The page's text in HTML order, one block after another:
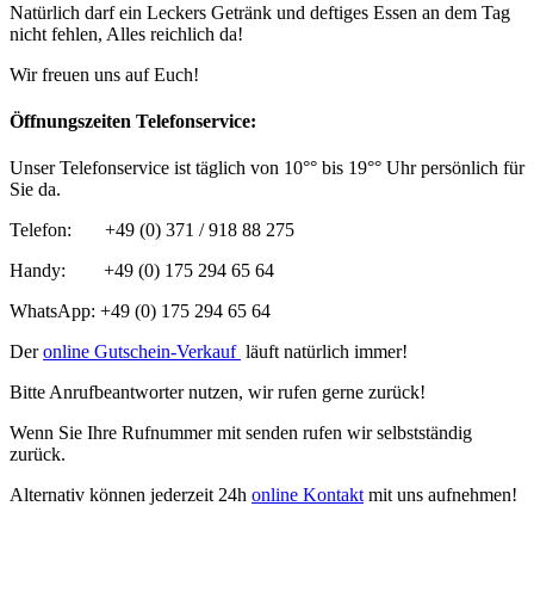
Natürlich darf ein Leckers Getränk und deftiges Essen an dem Tag
nicht fehlen, Alles reichlich da!
Wir freuen uns auf Euch!
Öffnungszeiten Telefonservice:
Unser Telefonservice ist täglich von 10°° bis 19°° Uhr persönlich für
Sie da.
Telefon: +49 (0) 371 / 918 88 275
Handy: +49 (0) 175 294 65 64
WhatsApp: +49 (0) 175 294 65 64
Deronline Gutschein-Verkauf läuft natürlich immer!
Bitte Anrufbeantworter nutzen, wir rufen gerne zurück!
Wenn Sie Ihre Rufnummer mit senden rufen wir selbstständig
zurück.
Alternativ können jederzeit 24h online Kontaktmit uns aufnehmen!